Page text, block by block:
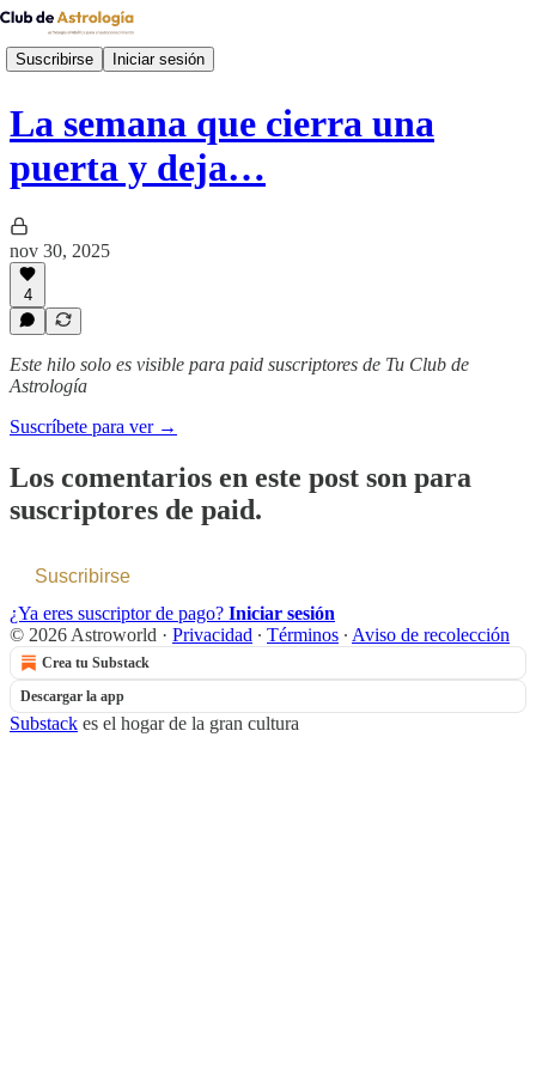
Suscribirse Iniciar sesión
La semana que cierra una
puerta y deja…
nov 30, 2025
4
Este hilo solo es visible para paid suscriptores de Tu Club de
Astrología
Suscríbete para ver →
Los comentarios en este post son para
suscriptores de paid.
Suscribirse
¿Ya eres suscriptor de pago? Iniciar sesión
© 2026 Astroworld · Privacidad ∙ Términos ∙ Aviso de recolección
Crea tu Substack
Descargar la app
Substack es el hogar de la gran cultura